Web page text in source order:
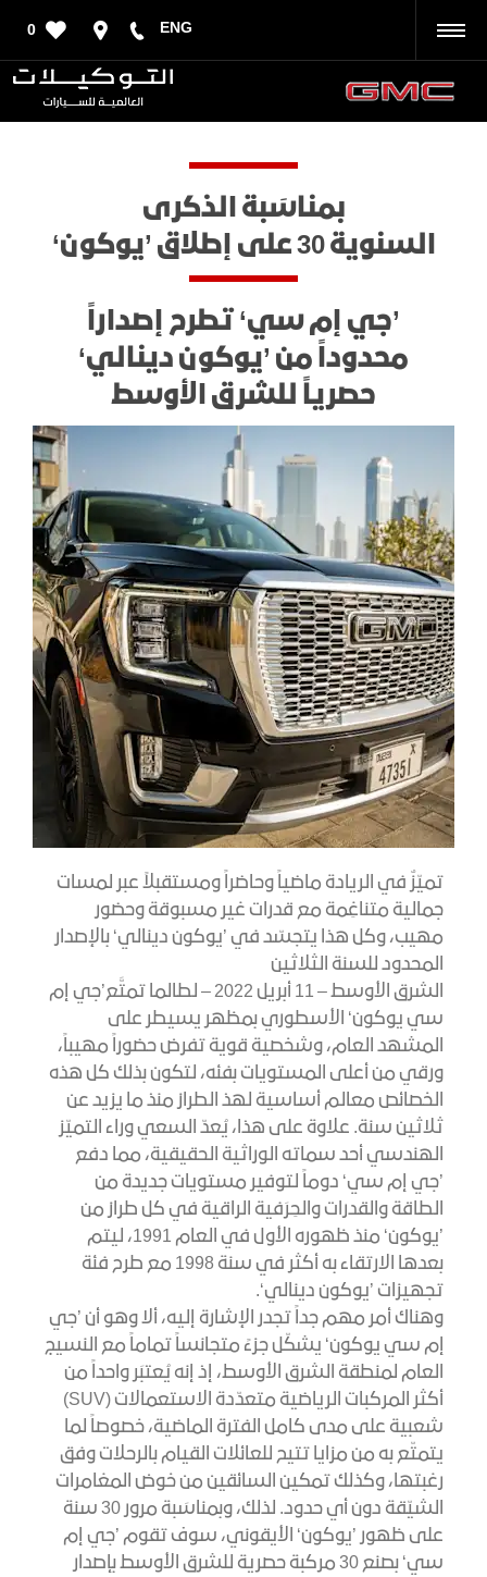
ENG
0
بمناسَبة الذكرى
السنوية 30 على إطلاق ’يوكون‘
’جي إم سي‘ تطرح إصداراً
محدوداً من ’يوكون دينالي‘
حصرياً للشرق الأوسط
تميّزٌ في الريادة ماضياً وحاضراً ومستقبلاً عبر لمسات
جمالية متناغِمة مع قدرات غير مسبوقة وحضور
مهيب، وكل هذا يتجسّد في ’يوكون دينالي‘ بالإصدار
المحدود للسنة الثلاثين
الشرق الأوسط – 11 أبريل 2022 – لطالما تمتَّع’جي إم
سي يوكون‘ الأسطوري بمظهر يسيطر على
المشهد العام، وشخصية قوية تفرض حضوراً مهيباً،
ورقي من أعلى المستويات بفئه، لتكون بذلك كل هذه
الخصائص معالم أساسية لهذ الطراز منذ ما يزيد عن
ثلاثين سنة. علاوة على هذا، يُعدّ السعي وراء التميّز
الهندسي أحد سماته الوراثية الحقيقية، مما دفع
’جي إم سي‘ دوماً لتوفير مستويات جديدة من
الطاقة والقدرات والحِرَفية الراقية في كل طراز من
’يوكون‘ منذ ظهوره الأول في العام 1991، ليتم
بعدها الارتقاء به أكثر في سنة 1998 مع طرح فئة
تجهيزات ’يوكون دينالي‘.
وهناك أمر مهم جداً تجدر الإشارة إليه، ألا وهو أن ’جي
إم سي يوكون‘ يشكّل جزءً متجانساً تماماً مع النسيج
العام لمنطقة الشرق الأوسط، إذ إنه يُعتبَر واحداً من
أكثر المركبات الرياضية متعدّدة الاستعمالات (SUV)
شعبية على مدى كامل الفترة الماضية، خصوصاً لما
يتمتّع به من مزايا تتيح للعائلات القيام بالرحلات وفق
رغبتها، وكذلك تمكين السائقين من خوض المغامرات
الشيّقة دون أي حدود. لذلك، وبمناسَبة مرور 30 سنة
على ظهور ’يوكون‘ الأيقوني، سوف تقوم ’جي إم
سي‘ بصنع 30 مركبة حصرية للشرق الأوسط بإصدار